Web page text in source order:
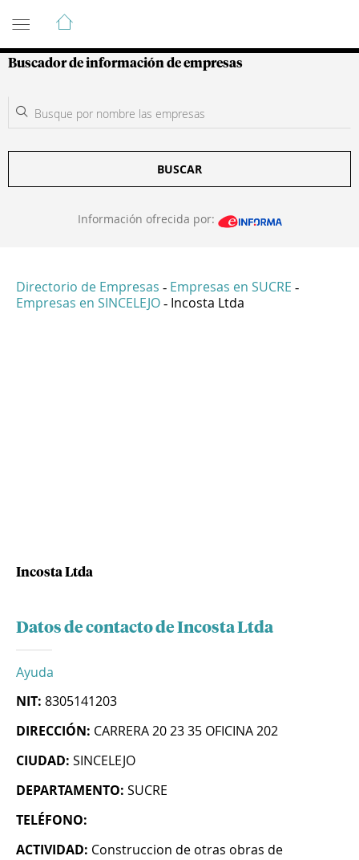
Guía de Empresas Colombianas
Buscador de información de empresas
BUSCAR
Información ofrecida por:
Directorio de Empresas - Empresas en SUCRE -
Empresas en SINCELEJO - Incosta Ltda
Incosta Ltda
Datos de contacto de Incosta Ltda
Ayuda
NIT: 8305141203
DIRECCIÓN: CARRERA 20 23 35 OFICINA 202
CIUDAD: SINCELEJO
DEPARTAMENTO: SUCRE
TELÉFONO:
ACTIVIDAD: Construccion de otras obras de